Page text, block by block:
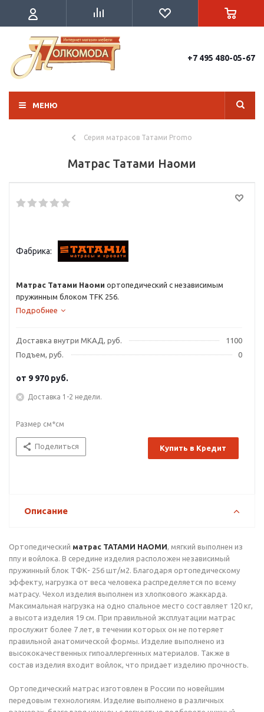
+7 495 480-05-67
МЕНЮ
Серия матрасов Татами Promo
Матрас Татами Наоми
Фабрика:
Матрас Татами Наоми ортопедический с независимым
пружинным блоком TFK 256.
Подробнее
Доставка внутри МКАД, руб.
1100
Подъем, руб.
0
от 9 970 руб.
Доставка 1-2 недели.
Размер см*см
Поделиться Купить в Кредит
Описание
Ортопедический матрас ТАТАМИ НАОМИ, мягкий выполнен из
ппу и войлока. В середине изделия расположен независимый
пружинный блок ТФК- 256 шт/м2. Благодаря ортопедическому
эффекту, нагрузка от веса человека распределяется по всему
матрасу. Чехол изделия выполнен из хлопкового жаккарда.
Максимальная нагрузка на одно спальное место составляет 120 кг,
а высота изделия 19 см. При правильной эксплуатации матрас
прослужит более 7 лет, в течении которых он не потеряет
правильной анатомической формы. Изделие выполнено из
высококачественных гипоаллергенных материалов. Также в
состав изделия входит войлок, что придает изделию прочность.
Ортопедический матрас изготовлен в России по новейшим
передовым технологиям. Изделие выполнено в различных